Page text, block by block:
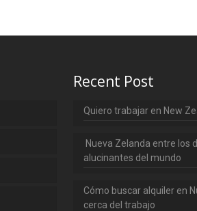
Recent Post
Quiero trabajar en New
Nueva Zelanda entre los
alucinantes del mundo
Cómo buscar alquiler en
cerca del trabajo